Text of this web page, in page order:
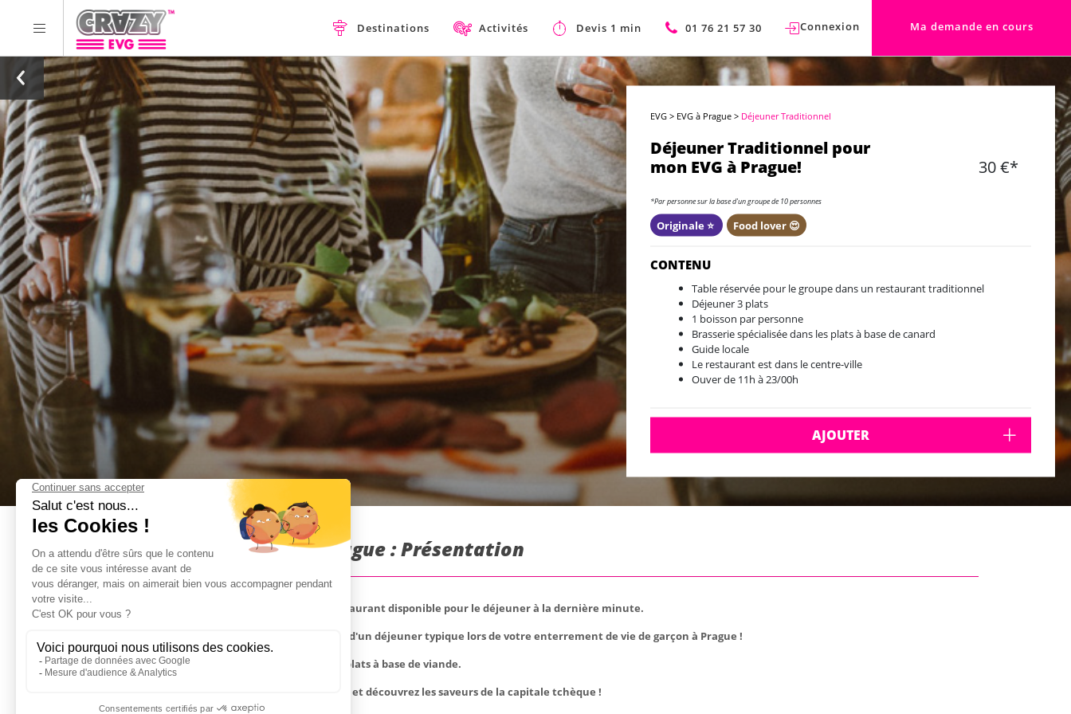
Destinations Activités Devis 1 min 01 76 21 57 30 Connexion Ma demande en cours
EVG > EVG à Prague > Déjeuner Traditionnel
Déjeuner Traditionnel pour
mon EVG à Prague!
30 €*
*Par personne sur la base d'un groupe de 10 personnes
Originale ⭐️ Food lover 😍
CONTENU
Table réservée pour le groupe dans un restaurant traditionnel
Déjeuner 3 plats
1 boisson par personne
Brasserie spécialisée dans les plats à base de canard
Guide locale
Le restaurant est dans le centre-ville
Ouver de 11h à 23/00h
AJOUTER
Déjeuner Traditionnel à Prague : Présentation
Débarrassez-vous du problème de trouver un restaurant disponible pour le déjeuner à la dernière minute.
Réservez notre Déjeuner Traditionnel et profitez d'un déjeuner typique lors de votre enterrement de vie de garçon à Prague !
Remplissez-vous l'estomac grâce à notre menu 3 plats à base de viande.
Profitez de la bière directement brassée sur place et découvrez les saveurs de la capitale tchèque !